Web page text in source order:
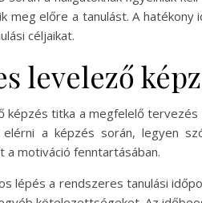
meg előre a tanulást. A
céljaikat.
levelező
képzés titka a megfelelő tervezés
a képzés során, legyen
a motiváció fenntartásában.
lépés a rendszeres tanulási